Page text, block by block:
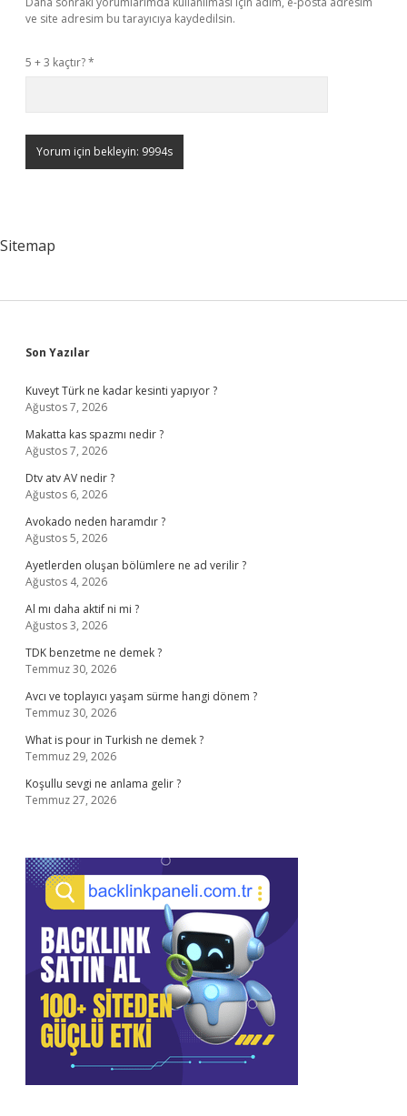
ve site adresim bu tarayıcıya kaydedilsin.
5 + 3 kaçtır?*
Sitemap
Sidebar
Son Yazılar
Kuveyt Türk ne kadar kesinti yapıyor ?
Ağustos 7, 2026
Makatta kas spazmı nedir ?
Ağustos 7, 2026
Dtv atv AV nedir ?
Ağustos 6, 2026
Avokado neden haramdır ?
Ağustos 5, 2026
Ayetlerden oluşan bölümlere ne ad verilir ?
Ağustos 4, 2026
Al mı daha aktif ni mi ?
Ağustos 3, 2026
TDK benzetme ne demek ?
Temmuz 30, 2026
Avcı ve toplayıcı yaşam sürme hangi dönem ?
Temmuz 30, 2026
What is pour in Turkish ne demek ?
Temmuz 29, 2026
Koşullu sevgi ne anlama gelir ?
Temmuz 27, 2026